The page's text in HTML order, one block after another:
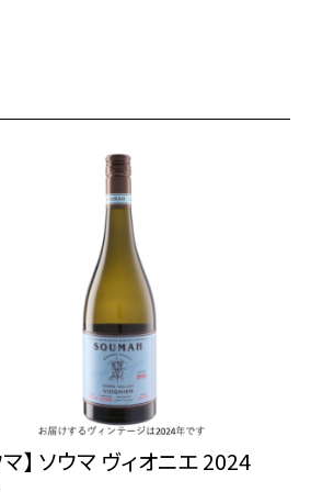
マ】 ソウマ ヴィオニエ 2024